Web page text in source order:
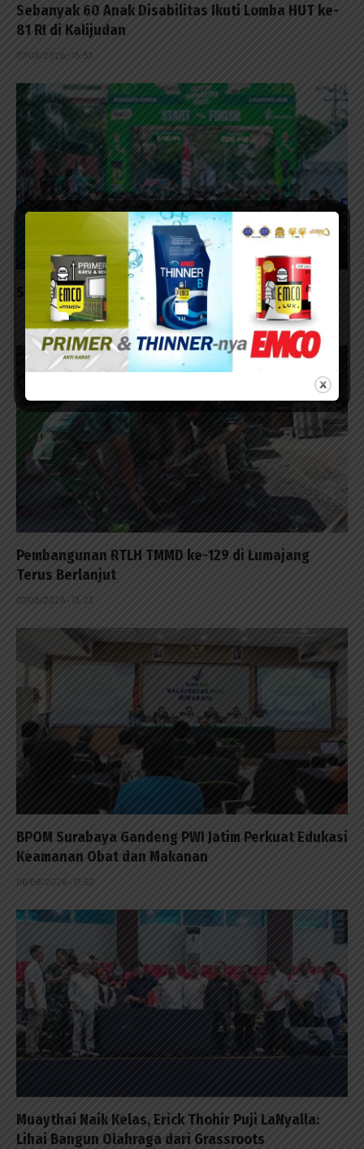
Sebanyak 60 Anak Disabilitas Ikuti Lomba HUT ke-
81 RI di Kalijudan
07/08/2026 - 15:53
Surabaya Penutup Milo Activ Indonesia Race 2026
07/08/2026 - 14:42
Pembangunan RTLH TMMD ke-129 di Lumajang
Terus Berlanjut
07/08/2026 - 13:23
BPOM Surabaya Gandeng PWI Jatim Perkuat Edukasi
Keamanan Obat dan Makanan
06/08/2026 - 17:52
Muaythai Naik Kelas, Erick Thohir Puji LaNyalla:
Lihai Bangun Olahraga dari Grassroots